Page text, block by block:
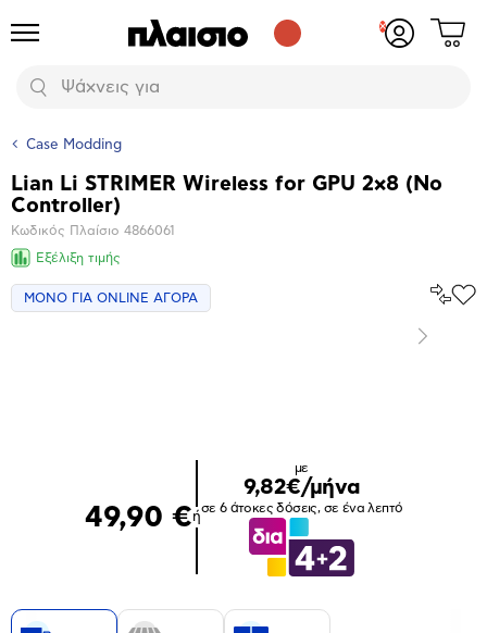
Προϊόντα
Αναζήτηση
Δες
Case Modding
Βασικά
χαρακτηριστικά
Lian Li STRIMER Wireless for GPU 2x8 (No
Controller)
Κωδικός Πλαίσιο 4866061
Εξέλιξη τιμής
ΜΟΝΟ ΓΙΑ ONLINE ΑΓΟΡΑ
Επόμενο
49,90 €ή
με
9,82€/μήνα
σε 6 άτοκες δόσεις, σε ένα λεπτό